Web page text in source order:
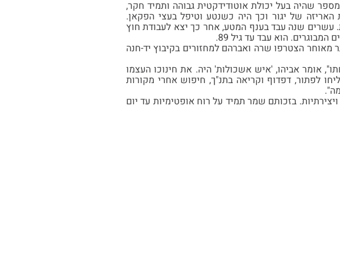
שהיה בעל יכולת אוטודידקטית גבוהה ותמיד חקר,
של יגור וכך היה כשנטע וטיפל בעצי הפקאן.
עשרים שנה עבד בענף המטע, אחר כך יצא לעבודת חוץ
הוא עבד עד גיל 89.
הצטרפו שרה ואברהם למחזורים בקיבוץ יד-חנה
אומר אביהו, 'איש אשכולות' היה. את חינוכו העצמו
לפתור, דפדוף וקריאה בתנ"ך, חיפוש אחרי מקורות
בזכותם שמר תמיד על רוח אופטימיות עד יום